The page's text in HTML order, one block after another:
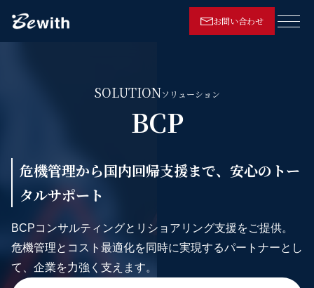
お問い合わせ
メニ
BCP
SOLUTIONソリューション
危機管理から国内回帰支援まで、安心のトー
タルサポート
BCPコンサルティングとリショアリング支援をご提供。
危機管理とコスト最適化を同時に実現するパートナーとし
て、企業を力強く支えます。